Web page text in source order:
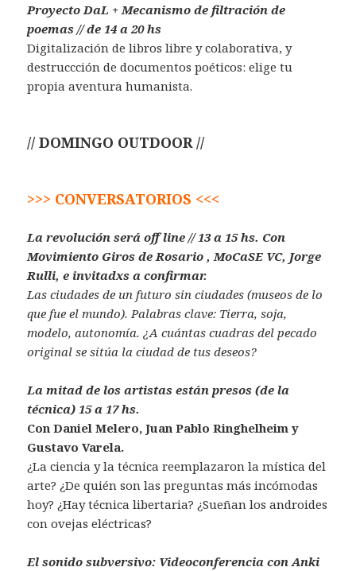
Proyecto DaL + Mecanismo de filtración de
poemas // de 14 a 20 hs
Digitalización de libros libre y colaborativa, y
destruccción de documentos poéticos: elige tu
propia aventura humanista.
// DOMINGO OUTDOOR //
>>> CONVERSATORIOS <<<
La revolución será off line // 13 a 15 hs. Con
Movimiento Giros de Rosario , MoCaSE VC, Jorge
Rulli, e invitadxs a confirmar.
Las ciudades de un futuro sin ciudades (museos de lo
que fue el mundo). Palabras clave: Tierra, soja,
modelo, autonomía. ¿A cuántas cuadras del pecado
original se sitúa la ciudad de tus deseos?
La mitad de los artistas están presos (de la
técnica) 15 a 17 hs.
Con Daniel Melero, Juan Pablo Ringhelheim y
Gustavo Varela.
¿La ciencia y la técnica reemplazaron la mística del
arte? ¿De quién son las preguntas más incómodas
hoy? ¿Hay técnica libertaria? ¿Sueñan los androides
con ovejas eléctricas?
El sonido subversivo: Videoconferencia con Anki